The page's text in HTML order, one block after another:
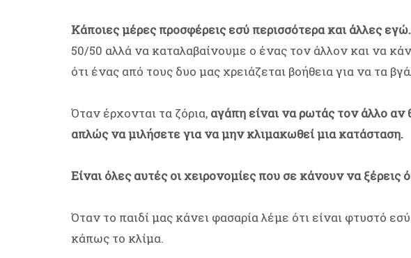
Κάποιες μέρες προσφέρεις εσύ περισσότερα και άλλες εγώ.
50/50 αλλά να καταλαβαίνουμε ο ένας τον άλλον και να
ότι ένας από τους δυο μας χρειάζεται βοήθεια για να τα
Όταν έρχονται τα ζόρια, αγάπη είναι να ρωτάς τον άλλο αν
απλώς να μιλήσετε για να μην κλιμακωθεί μια κατάσταση.
Είναι όλες αυτές οι χειρονομίες που σε κάνουν να ξέρεις
Όταν το παιδί μας κάνει φασαρία λέμε ότι είναι φτυστό
κάπως το κλίμα.